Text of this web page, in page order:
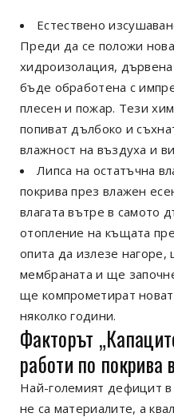
Естествено
Преди да се положи
хидроизолация,
бъде обработена с
плесен и пожар. Тези
попиват дълбоко и
влажност на въздуха и
Липса на остатъчна
покрива през влажен
влагата вътре в самото
отопление на къщата
опита да излезе
мембраната и ще
ще компрометират
няколко години.
Факторът
работи по покрива
Най-големият дефицит
не са материалите, а